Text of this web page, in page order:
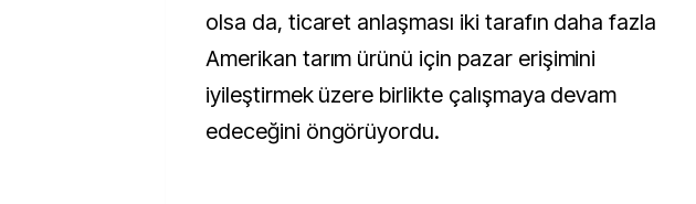
olsa da, ticaret anlaşması iki tarafın daha fazla
Amerikan tarım ürünü için pazar erişimini
iyileştirmek üzere birlikte çalışmaya devam
edeceğini öngörüyordu.